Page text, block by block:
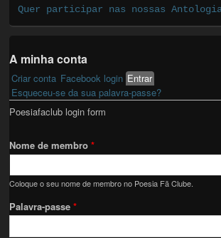
Quer participar nas nossas
A minha conta
Primary tabs
Criar conta Facebook login Entrar(active tab)
Esqueceu-se da sua palavra-passe?
Poesiafaclub login form
Nome de membro*
Coloque o seu nome de membro no Poesia Fã Clube.
Palavra-passe*